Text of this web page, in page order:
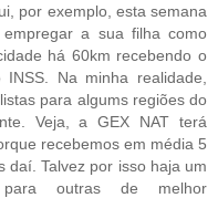
por exemplo, esta semana
a sua filha como
há 60km recebendo o
Na minha realidade,
para algums regiões do
Veja, a GEX NAT terá
recebemos em média 5
daí. Talvez por isso haja um
para outras de melhor